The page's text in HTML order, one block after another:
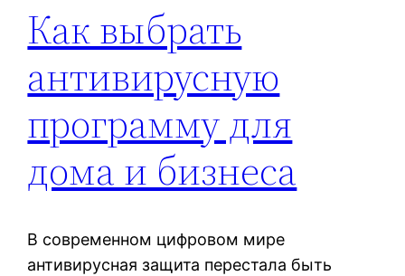
Как выбрать
антивирусную
программу для
дома и бизнеса
В современном цифровом мире
антивирусная защита перестала быть